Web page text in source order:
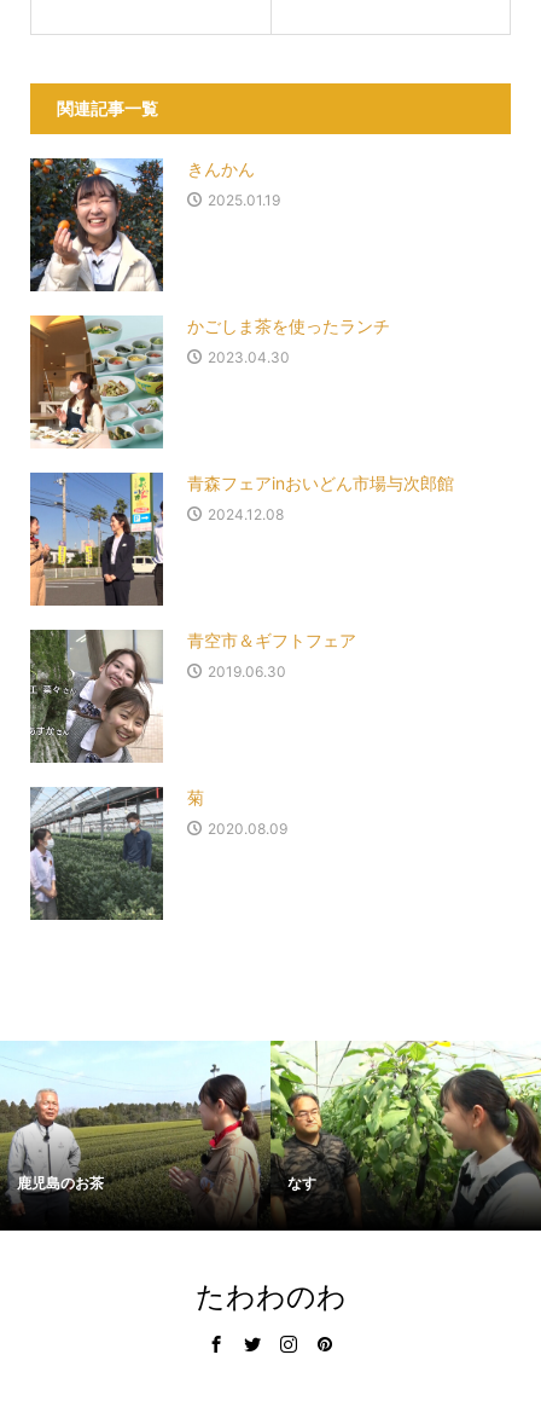
関連記事一覧
きんかん
2025.01.19
かごしま茶を使ったランチ
2023.04.30
青森フェアinおいどん市場与次郎館
2024.12.08
青空市＆ギフトフェア
2019.06.30
菊
2020.08.09
鹿児島のお茶 なす
たわわのわ